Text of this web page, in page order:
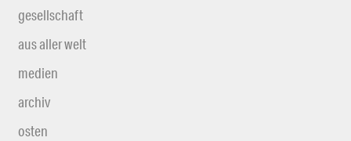
gesellschaft
aus aller welt
medien
archiv
osten